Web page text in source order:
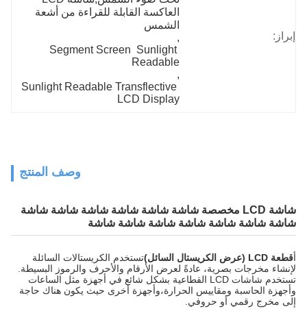
إبراز:
الشمس
,
Segment Screen  Sunlight
Readable
,
Sunlight Readable Transflective
LCD Display
وصف المنتج
شاشة LCD مخصصة شاشة شاشة شاشة شاشة شاشة شاشة
شاشة شاشة شاشة شاشة شاشة شاشة شاشة
أقطعة LCD (عرض الكريستال السائل)
تستخدم الكريستالات السائلة
لإنشاء مخرجات بصرية، عادةً لعرض الأرقام والأحرف والرموز البسيطة.
تستخدم شاشات LCD القطاعية بشكل شائع في أجهزة مثل الساعات
وأجهزة الحاسبة ومقاييس الحرارة،وأجهزة أخرى حيث يكون هناك حاجة
إلى مخرج رقمي أو حروفي.